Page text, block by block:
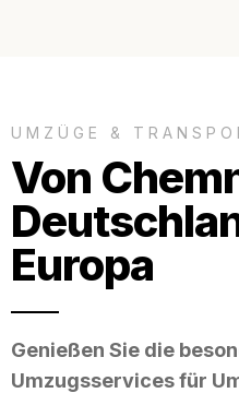
UMZÜGE &
Von
Europa
Genießen Sie die
Umzugsservices für